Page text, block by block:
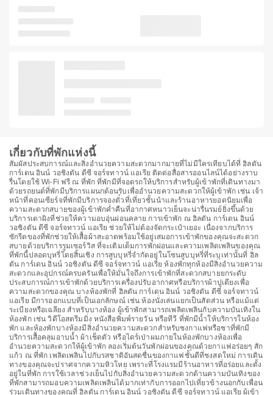
เกี่ยวกับที่พักแห่งนี้
สัมผัสประสบการณ์และสิ่งอำนวยความสะดวกมากมายที่ไม่มีใครเทียบได้ที่ ฮิลตัน
การ์เดน อินน์ วอชิงตัน ดีซี จอร์จทาวน์ แอเรีย ติดต่อสื่อสารออนไลน์ได้อย่างราบ
รื่นโดยใช้ Wi-Fi ฟรี ณ ที่พัก ที่พักมีที่จอดรถให้บริการสำหรับผู้เข้าพักที่เดินทางมา
ด้วยรถยนต์ที่พักมีบริการแผนกต้อนรับเพื่ออำนวยความสะดวกให้ผู้เข้าพัก เช่น เจ้า
หน้าที่คอนเซียร์จที่พักมีบริการจองตั๋วที่เที่ยวชั้นนำและร้านอาหารยอดนิยมเพื่อ
ความสะดวกสบายของผู้เข้าพักค่ำคืนที่อากาศหนาวเย็นจะน่ารื่นรมย์ยิ่งขึ้นด้วย
บริการเตาผิงที่ช่วยให้ความอบอุ่นผ่อนคลาย การเข้าพัก ณ ฮิลตัน การ์เดน อินน์
วอชิงตัน ดีซี จอร์จทาวน์ แอเรีย ช่วยให้ไม่ต้องจัดกระเป๋าเยอะ เนื่องจากบริการ
ซักรีดของที่พักช่วยให้เสื้อผ้าสะอาดพร้อมใช้อยู่เสมอการเข้าพักของคุณจะสะดวก
สบายด้วยบริการรูมเซอร์วิส ที่จะเติมเต็มการพักผ่อนและความเพลิดเพลินของคุณ
ที่พักนี้ปลอดบุหรี่โดยสิ้นเชิง การสูบบุหรี่จำกัดอยู่ในโซนสูบบุหรี่ที่ระบุเท่านั้นที่ ฮิล
ตัน การ์เดน อินน์ วอชิงตัน ดีซี จอร์จทาวน์ แอเรีย ห้องพักทุกห้องมีสิ่งอำนวยความ
สะดวกและอุปกรณ์ครบครันเพื่อให้มั่นใจถึงการเข้าพักที่สะดวกสบายยกระดับ
ประสบการณ์การเข้าพักด้วยบริการเครื่องปรับอากาศหรือบริการผ้าปูเตียงเพื่อ
ความสะดวกของคุณ บางห้องพักที่ ฮิลตัน การ์เดน อินน์ วอชิงตัน ดีซี จอร์จทาวน์
แอเรีย มีการออกแบบที่เป็นเอกลักษณ์ เช่น ห้องนั่งเล่นแยกเป็นสัดส่วน หรือแม้แต่
ระเบียงหรือเฉลียง สำหรับบางห้อง ผู้เข้าพักสามารถเพลิดเพลินกับความบันเทิงใน
ห้องพัก เช่น วิดีโอสตรีมมิ่ง หนังสือพิมพ์รายวัน หรือทีวี ที่พักมีน้ำให้บริการในห้อง
พัก และห้องพักบางห้องมีสิ่งอำนวยความสะดวกสำหรับชงกาแฟหรือชาที่พักมี
บริการเสื้อคลุมอาบน้ำ ผ้าเช็ดตัว หรือไดร์เป่าผมภายในห้องพักบางห้องเพื่อ
อำนวยความสะดวกให้ผู้เข้าพัก ลองเริ่มต้นวันพักผ่อนของคุณด้วยกาแฟอร่อยๆ สัก
แก้ว ณ ที่พัก เพลิดเพลินไปกับรสชาติอันสดชื่นของกาแฟชั้นดีที่ชงสดใหม่ การเดิน
ทางของคุณจะปราศจากความหิวโหย เพราะที่โรงแรมมีร้านอาหารที่อร่อยและตั้ง
อยู่ในที่พัก การใช้เวลาช่วงเย็นไปกับสิ่งอำนวยความสะดวกด้านความบันเทิงของ
ที่พักสามารถมอบความเพลิดเพลินได้มากเท่ากับการออกไปเที่ยวข้างนอกกับเพื่อน
ร่วมเดินทางของคุณที่ ฮิลตัน การ์เดน อินน์ วอชิงตัน ดีซี จอร์จทาวน์ แอเรีย ผู้เข้า